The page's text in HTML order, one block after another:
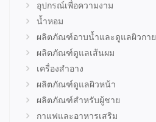
อุปกรณ์เพื่อความงาม
น้ำหอม
ผลิตภัณฑ์อาบน้ำและดูแลผิวกาย
ผลิตภัณฑ์ดูแลเส้นผม
เครื่องสำอาง
ผลิตภัณฑ์ดูแลผิวหน้า
ผลิตภัณฑ์สำหรับผู้ชาย
กาแฟและอาหารเสริม